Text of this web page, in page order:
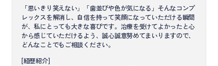
「思いきり笑えない」「歯並びや色が気になる」そんなコンプ
レックスを解消し、自信を持って笑顔になっていただける瞬間
が、私にとっても大きな喜びです。治療を受けてよかったと心
から感じていただけるよう、誠心誠意努めてまいりますので、
どんなことでもご相談ください。
[経歴紹介]